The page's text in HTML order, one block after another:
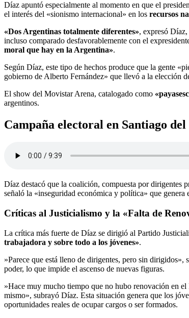
​Díaz apuntó especialmente al momento en que el
el interés del «sionismo internacional» en los recursos
«Dos Argentinas totalmente diferentes», expresó
incluso comparado desfavorablemente con el
moral que hay en la Argentina».
​Según Díaz, este tipo de hechos produce que la gente
gobierno de Alberto Fernández» que llevó a la elección
​El show del Movistar Arena, catalogado como
argentinos.
Campaña electoral en Santiago del
Díaz destacó que la coalición, compuesta por dirigentes
señaló la «inseguridad económica y política» que
Críticas al Justicialismo y la «Falta de
​La crítica más fuerte de Díaz se dirigió al Partido
trabajadora y sobre todo a los jóvenes».
​»Parece que está lleno de dirigentes, pero sin dirigidos»,
poder, lo que impide el ascenso de nuevas figuras.
​»Hace muy mucho tiempo que no hubo renovación en
mismo», subrayó Díaz. Esta situación genera que los
oportunidades reales de ocupar cargos o ser formados.